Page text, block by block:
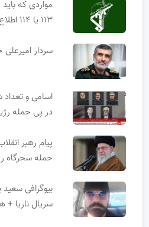
مواردی که
۱۱۳ یا ۱۱۴ اطلاع رسانی کنید
سردار
اسامی و تعداد
در پی حمله
پیام رهبر
حمله سحرگاه
بیوگرافی سعید
سریال